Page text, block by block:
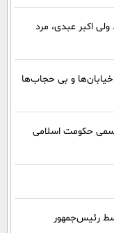
اکبر عبدی، مرد
بریزند خیابان‌ها و بی حجاب‌ها
حکومت اسلامی
رئیس‌جمهور